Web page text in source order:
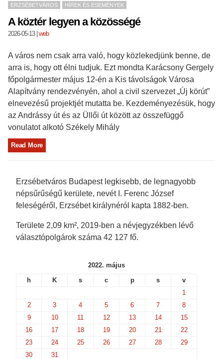
ERZSÉBETVÁROS HÍREK ÉS ESEMÉNYEK
A köztér legyen a közösségé
2026-05-13| web
A város nem csak arra való, hogy közlekedjünk benne, de
arra is, hogy ott élni tudjuk. Ezt mondta Karácsony Gergely
főpolgármester május 12-én a Kis távolságok Városa
Alapítvány rendezvényén, ahol a civil szervezet „Új körút”
elnevezésű projektjét mutatta be. Kezdeményezésük, hogy
az Andrássy út és az Üllői út között az összefüggő
vonulatot alkotó Székely Mihály
Read More
Erzsébetváros Budapest legkisebb, de legnagyobb
népsűrűségű kerülete, nevét I. Ferenc József
feleségéről, Erzsébet királynéról kapta 1882-ben.
Területe 2,09 km², 2019-ben a névjegyzékben lévő
választópolgárok száma 42 127 fő.
2022. május
h
K s c p s
v
1
2
3 4 5 6 7
8
9
10 11 12 13 14
15
16
17 18 19 20 21
22
23
24 25 26 27 28
29
30
31